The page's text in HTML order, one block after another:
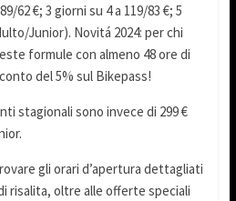
62 €; 3 giorni su 4 a 119/83 €; 5
Junior). Novitá 2024: per chi
formule con almeno 48 ore di
del 5% sul Bikepass!
stagionali sono invece di 299 €
gli orari d’apertura dettagliati
risalita, oltre alle offerte speciali